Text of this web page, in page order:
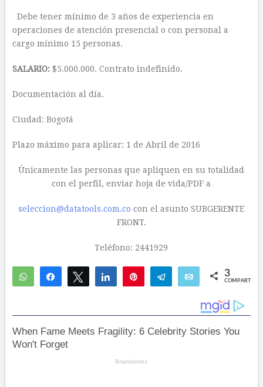
Debe tener mínimo de 3 años de experiencia en
operaciones de atención presencial o con personal a
cargo mínimo 15 personas.
SALARIO:$5.000.000. Contrato indefinido.
Documentación al día.
Ciudad: Bogotá
Plazo máximo para aplicar: 1 de Abril de 2016
Únicamente las personas que apliquen en su totalidad
con el perfil, enviar hoja de vida/PDF a
seleccion@datatools.com.co con el asunto SUBGERENTE
FRONT.
Teléfono: 2441929
WhatsAppCompartirTwittear Compartir Telegram Email 3
COMPARTIR